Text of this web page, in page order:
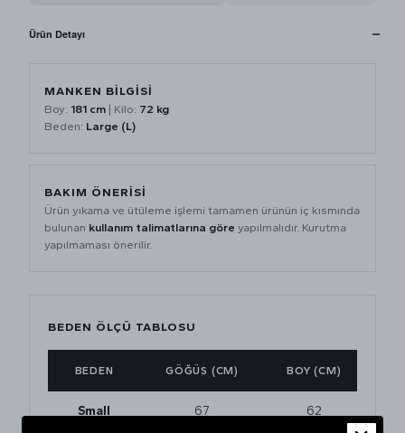
Ürün Detayı
MANKEN BİLGİSİ
Boy: 181 cm | Kilo: 72 kg
Beden: Large (L)
BAKIM ÖNERİSİ
Ürün yıkama ve ütüleme işlemi tamamen ürünün iç kısmında
bulunan kullanım talimatlarına göre yapılmalıdır. Kurutma
yapılmaması önerilir.
BEDEN ÖLÇÜ TABLOSU
BEDEN GÖĞÜS (CM) BOY (CM)
Small 67 62